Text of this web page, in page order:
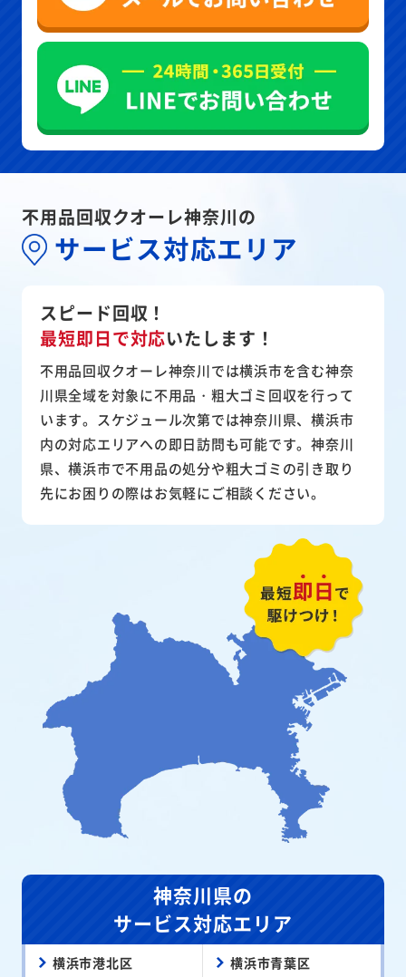
不用品回収クオーレ神奈川の
サービス対応エリア
スピード回収！
最短即日で対応いたします！
不用品回収クオーレ神奈川では横浜市を含む神奈
川県全域を対象に不用品・粗大ゴミ回収を行って
います。スケジュール次第では神奈川県、横浜市
内の対応エリアへの即日訪問も可能です。神奈川
県、横浜市で不用品の処分や粗大ゴミの引き取り
先にお困りの際はお気軽にご相談ください。
神奈川県の
サービス対応エリア
横浜市港北区 横浜市青葉区